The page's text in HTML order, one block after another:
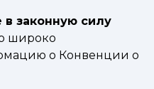
в законную силу
широко
о Конвенции о